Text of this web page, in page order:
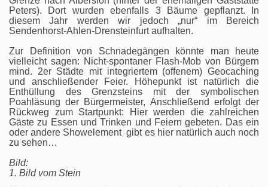
Peters). Dort wurden ebenfalls 3 Bäume gepflanzt. In
diesem Jahr werden wir jedoch „nur“ im Bereich
Sendenhorst-Ahlen-Drensteinfurt aufhalten.
Zur Definition von Schnadegängen könnte man heute
vielleicht sagen: Nicht-spontaner Flash-Mob von Bürgern
mind. 2er Städte mit integriertem (offenem) Geocaching
und anschließender Feier. Höhepunkt ist natürlich die
Enthüllung des Grenzsteins mit der symbolischen
Poahläsung der Bürgermeister, Anschließend erfolgt der
Rückweg zum Startpunkt: Hier werden die zahlreichen
Gäste zu Essen und Trinken und Feiern gebeten. Das ein
oder andere Showelement gibt es hier natürlich auch noch
zu sehen…
Bild:
1. Bild vom Stein